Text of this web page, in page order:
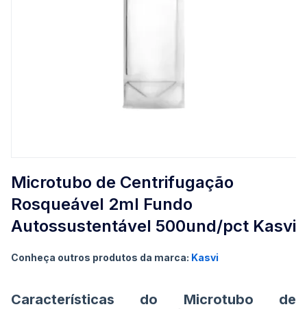
para
o
início
da
Galeria
imagens
Microtubo de Centrifugação
Rosqueável 2ml Fundo
Autossustentável 500und/pct Kasvi
Conheça outros produtos da marca: Kasvi
Características do Microtubo de